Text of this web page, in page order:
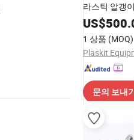
라스틱 알갱
US$
1 상품 (MOQ)
Plaskit
문의 보내기